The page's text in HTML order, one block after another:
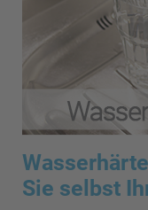
Sie selbst